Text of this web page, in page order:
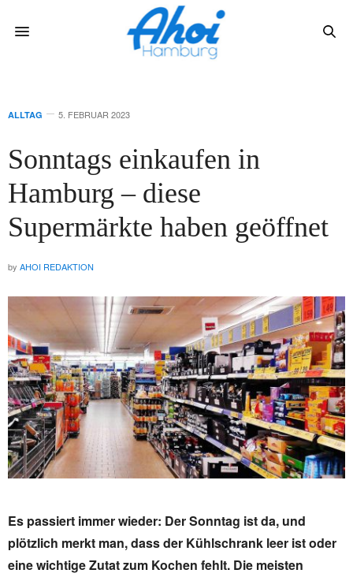
ALLTAG 5. FEBRUAR 2023
Sonntags einkaufen in
Hamburg – diese
Supermärkte haben geöffnet
by AHOI REDAKTION
Es passiert immer wieder: Der Sonntag ist da, und
plötzlich merkt man, dass der Kühlschrank leer ist oder
eine wichtige Zutat zum Kochen fehlt. Die meisten